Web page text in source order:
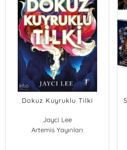
Dokuz Kuyruklu Tilki
Jayci Lee
Artemis Yayınları